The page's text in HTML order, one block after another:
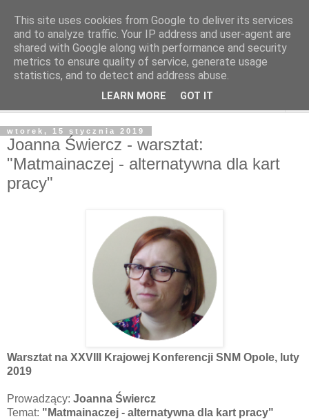
wtorek, 15 stycznia 2019
Joanna Świercz - warsztat:
"Matmainaczej - alternatywna dla kart
pracy"
Warsztat na XXVIII Krajowej Konferencji SNM Opole, luty
2019
Prowadzący: Joanna Świercz
Temat: "Matmainaczej - alternatywna dla kart pracy"
This site uses cookies from Google to deliver its services
and to analyze traffic. Your IP address and user-agent are
shared with Google along with performance and security
metrics to ensure quality of service, generate usage
statistics, and to detect and address abuse.
LEARN MORE GOT IT